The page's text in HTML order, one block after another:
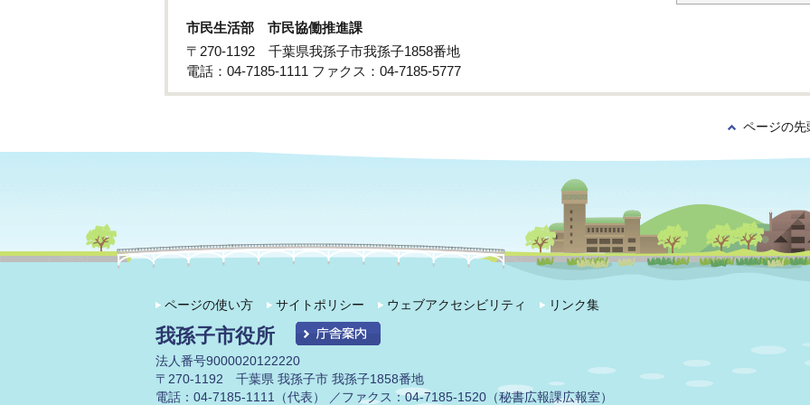
市民生活部 市民協働推進課
〒270-1192 千葉県我孫子市我孫子1858番地
電話：04-7185-1111 ファクス：04-7185-5777
ページの先
ページの使い方 サイトポリシー ウェブアクセシビリティ リンク集
我孫子市役所
法人番号9000020122220
〒270-1192 千葉県 我孫子市 我孫子1858番地
電話：04-7185-1111（代表） ／ファクス：04-7185-1520（秘書広報課広報室）